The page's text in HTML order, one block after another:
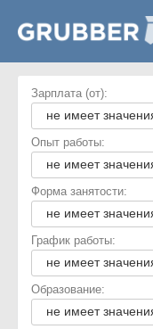
Зарплата (от):
Опыт работы:
Форма занятости:
График работы:
Образование: